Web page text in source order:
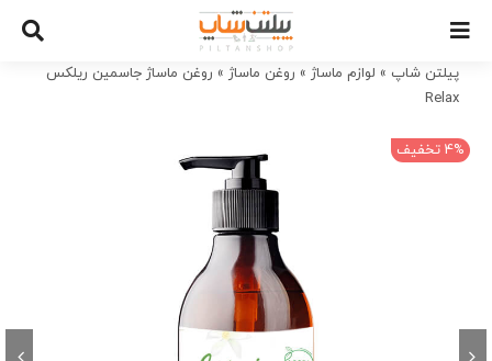
contentپیلتن شاپ » لوازم ماساژ » روغن ماساژ » روغن ماساژ جاسمین ریلکس
Relax
4% تخفیف